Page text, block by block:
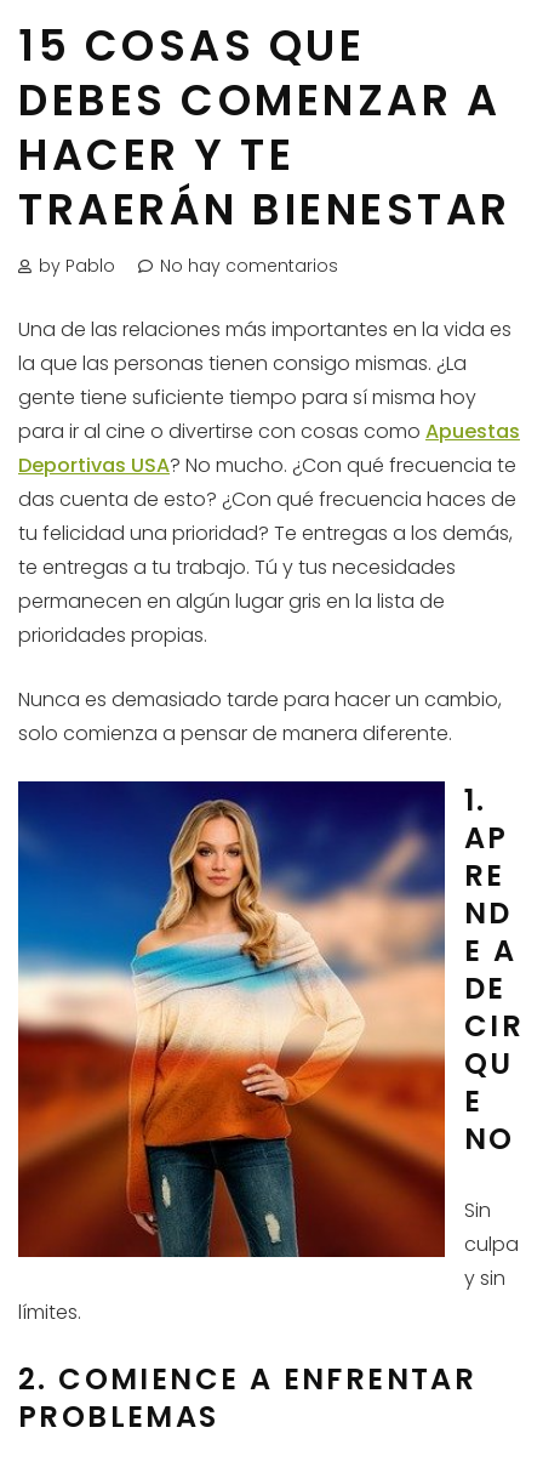
15 COSAS QUE
DEBES COMENZAR A
HACER Y TE
TRAERÁN BIENESTAR
by Pablo No hay comentarios
Una de las relaciones más importantes en la vida es
la que las personas tienen consigo mismas. ¿La
gente tiene suficiente tiempo para sí misma hoy
para ir al cine o divertirse con cosas como Apuestas
Deportivas USA? No mucho. ¿Con qué frecuencia te
das cuenta de esto? ¿Con qué frecuencia haces de
tu felicidad una prioridad? Te entregas a los demás,
te entregas a tu trabajo. Tú y tus necesidades
permanecen en algún lugar gris en la lista de
prioridades propias.
Nunca es demasiado tarde para hacer un cambio,
solo comienza a pensar de manera diferente.
1.
AP
RE
ND
E A
DE
CIR
QU
E
NO
Sin
culpa
y sin
límites.
2. COMIENCE A ENFRENTAR
PROBLEMAS